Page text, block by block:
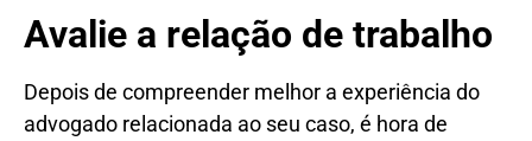
Avalie a relação de trabalho
Depois de compreender melhor a experiência do
advogado relacionada ao seu caso, é hora de